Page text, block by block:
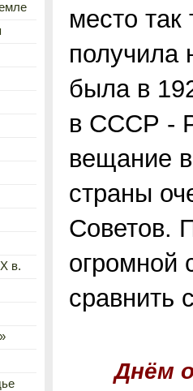
в.
место
получила
была в
в СССР -
вещание
страны
Советов.
огромной
сравнить
Днём